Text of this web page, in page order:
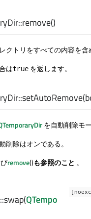
remove()
クトリをすべての内容を含
はtrue を返します。
setAutoRemove(
を自動削除モ
削除はオンである。
remove()も参照のこと 。
swap(QTempo